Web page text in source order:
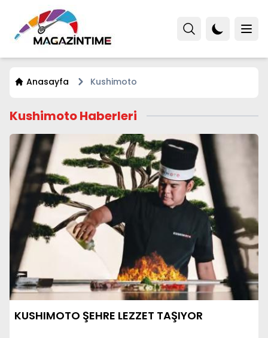
Anasayfa Kushimoto
Kushimoto Haberleri
KUSHIMOTO ŞEHRE LEZZET TAŞIYOR